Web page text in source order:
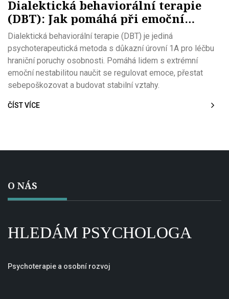
Dialektická behaviorální terapie
(DBT): Jak pomáhá při emoční
nestabilitě a hraniční poruchě
osobnosti
Dialektická behaviorální terapie (DBT) je jediná
psychoterapeutická metoda s důkazní úrovní 1A pro léčbu
hraniční poruchy osobnosti. Pomáhá lidem s extrémní
emoční nestabilitou naučit se regulovat emoce, přestat
sebepoškozovat a budovat stabilní vztahy.
ČÍST VÍCE
O NÁS
HLEDÁM PSYCHOLOGA
Psychoterapie a osobní rozvoj